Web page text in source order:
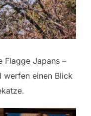
Flagge Japans –
werfen einen Blick